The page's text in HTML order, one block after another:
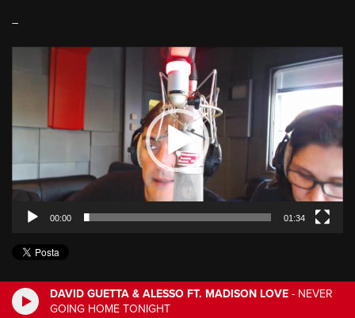
DAVID GUETTA & ALESSO FT. MADISON LOVE - NEVER
GOING HOME TONIGHT
–
00:00 01:34